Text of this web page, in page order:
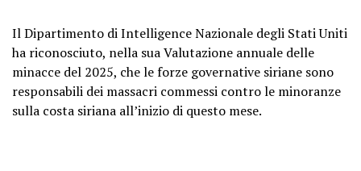
Il Dipartimento di Intelligence Nazionale degli Stati Uniti
ha riconosciuto, nella sua Valutazione annuale delle
minacce del 2025, che le forze governative siriane sono
responsabili dei massacri commessi contro le minoranze
sulla costa siriana all’inizio di questo mese.